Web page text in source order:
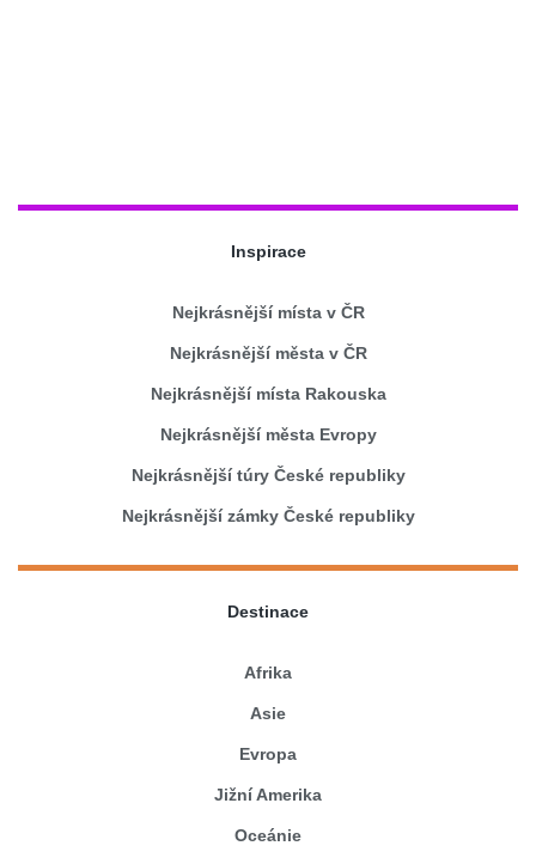
Inspirace
Nejkrásnější místa v ČR
Nejkrásnější města v ČR
Nejkrásnější místa Rakouska
Nejkrásnější města Evropy
Nejkrásnější túry České republiky
Nejkrásnější zámky České republiky
Destinace
Afrika
Asie
Evropa
Jižní Amerika
Oceánie